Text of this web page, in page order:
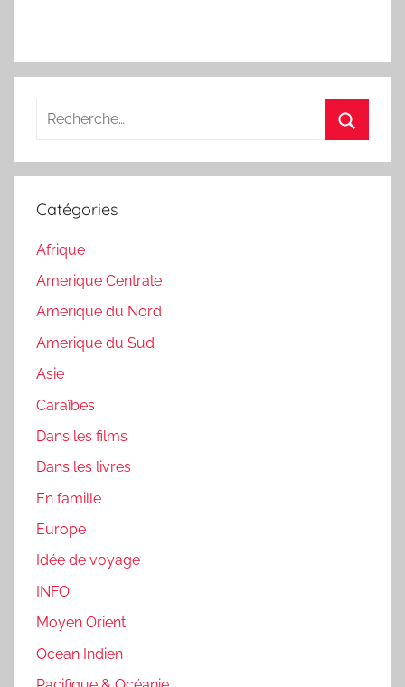
Recherche
:
Catégories
Afrique
Amerique Centrale
Amerique du Nord
Amerique du Sud
Asie
Caraïbes
Dans les films
Dans les livres
En famille
Europe
Idée de voyage
INFO
Moyen Orient
Ocean Indien